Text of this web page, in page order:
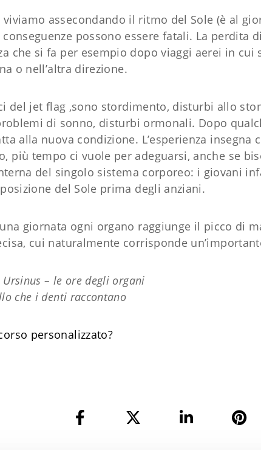
viviamo assecondando il ritmo del Sole (è al
conseguenze possono essere fatali. La perdita
che si fa per esempio dopo viaggi aerei in
o nell’altra direzione.
del jet flag ,sono stordimento, disturbi allo
di sonno, disturbi ormonali. Dopo
alla nuova condizione. L’esperienza insegna
più tempo ci vuole per adeguarsi, anche se
del singolo sistema corporeo: i giovani
del Sole prima degli anziani.
giornata ogni organo raggiunge il picco di
cui naturalmente corrisponde
Ursinus – le ore degli organi
che i denti raccontano
personalizzato?